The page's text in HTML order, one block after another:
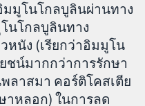
มมูโนโกลบูลินผ่านทาง
นโกลบูลินทาง
หนัง (เรียกว่าอิมมูโน
ชน์มากกว่าการรักษา
ลาสมา คอร์ติโคสเตีย
าหลอก) ในการลด